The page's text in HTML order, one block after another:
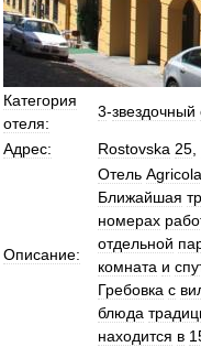
Категория
отеля:
3-звездочный
Адрес: Rostovska 25
Описание:
Отель Agricola
Ближайшая
номерах
отдельной
комната и
Гребовка с
блюда
находится в